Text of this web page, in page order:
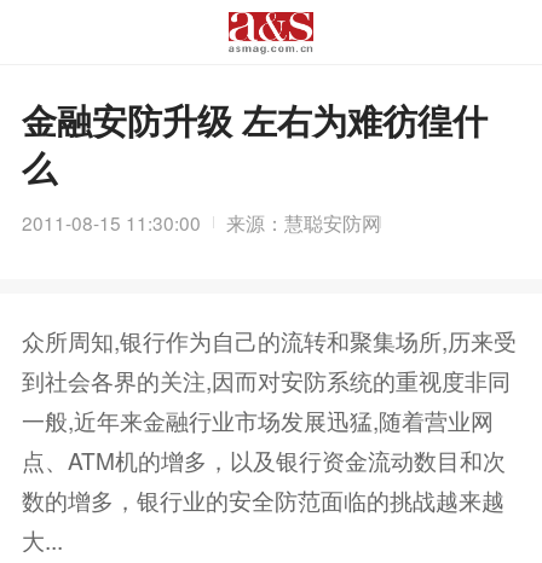
金融安防升级 左右为难彷徨什
么
2011-08-15 11:30:00 来源：慧聪安防网
众所周知,银行作为自己的流转和聚集场所,历来受
到社会各界的关注,因而对安防系统的重视度非同
一般,近年来金融行业市场发展迅猛,随着营业网
点、ATM机的增多，以及银行资金流动数目和次
数的增多，银行业的安全防范面临的挑战越来越
大...